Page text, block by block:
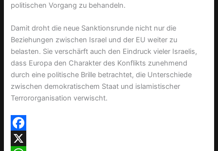
politischen Vorgang zu behandeln.
Damit droht die neue Sanktionsrunde nicht nur die
Beziehungen zwischen Israel und der EU weiter zu
belasten. Sie verschärft auch den Eindruck vieler Israelis,
dass Europa den Charakter des Konflikts zunehmend
durch eine politische Brille betrachtet, die Unterschiede
zwischen demokratischem Staat und islamistischer
Terrororganisation verwischt.
F